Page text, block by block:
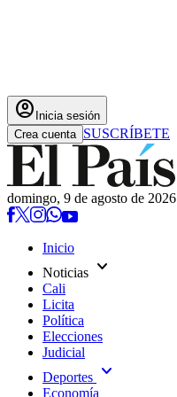
account_circle Inicia sesión
Crea cuenta SUSCRÍBETE
domingo, 9 de agosto de 2026
Inicio
Noticias expand_more
Cali
Licita
Política
Elecciones
Judicial
Deportes expand_more
Economía